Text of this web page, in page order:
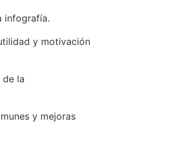
infografía.
y motivación
la
y mejoras